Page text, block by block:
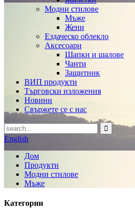
Модни стилове
Мъже
Жени
Ездаческо облекло
Аксесоари
Шапки и шалове
Чанти
Защитник
ВИП продукти
Търговски изложения
Новини
Свържете се с нас
English
Дом
Продукти
Модни стилове
Мъже
Категории